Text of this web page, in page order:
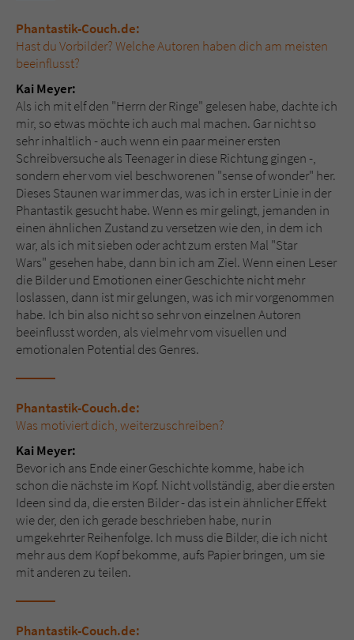
Phantastik-Couch.de:
Hast du Vorbilder? Welche Autoren haben dich am meisten
beeinflusst?
Kai Meyer:
Als ich mit elf den "Herrn der Ringe" gelesen habe, dachte ich
mir, so etwas möchte ich auch mal machen. Gar nicht so
sehr inhaltlich - auch wenn ein paar meiner ersten
Schreibversuche als Teenager in diese Richtung gingen -,
sondern eher vom viel beschworenen "sense of wonder" her.
Dieses Staunen war immer das, was ich in erster Linie in der
Phantastik gesucht habe. Wenn es mir gelingt, jemanden in
einen ähnlichen Zustand zu versetzen wie den, in dem ich
war, als ich mit sieben oder acht zum ersten Mal "Star
Wars" gesehen habe, dann bin ich am Ziel. Wenn einen Leser
die Bilder und Emotionen einer Geschichte nicht mehr
loslassen, dann ist mir gelungen, was ich mir vorgenommen
habe. Ich bin also nicht so sehr von einzelnen Autoren
beeinflusst worden, als vielmehr vom visuellen und
emotionalen Potential des Genres.
Phantastik-Couch.de:
Was motiviert dich, weiterzuschreiben?
Kai Meyer:
Bevor ich ans Ende einer Geschichte komme, habe ich
schon die nächste im Kopf. Nicht vollständig, aber die ersten
Ideen sind da, die ersten Bilder - das ist ein ähnlicher Effekt
wie der, den ich gerade beschrieben habe, nur in
umgekehrter Reihenfolge. Ich muss die Bilder, die ich nicht
mehr aus dem Kopf bekomme, aufs Papier bringen, um sie
mit anderen zu teilen.
Phantastik-Couch.de:
Name tx_pwcomments_ahash
Laufzeit 1 Jahr
Zweck Cookie für Kommentare einzelner Buchtitel
Name fe_typo_user
Anbieter Literatur-Couch Medien GmbH & Co. KG
Laufzeit Session
Zweck
Dieses Cookie gewährleistet die
Kommunikation der Webseite mit dem
Benutzer. Es wird benötigt um z. B. den
Sicherheitscode des Kontaktformulars zu